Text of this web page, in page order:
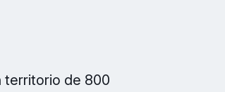
territorio de 800